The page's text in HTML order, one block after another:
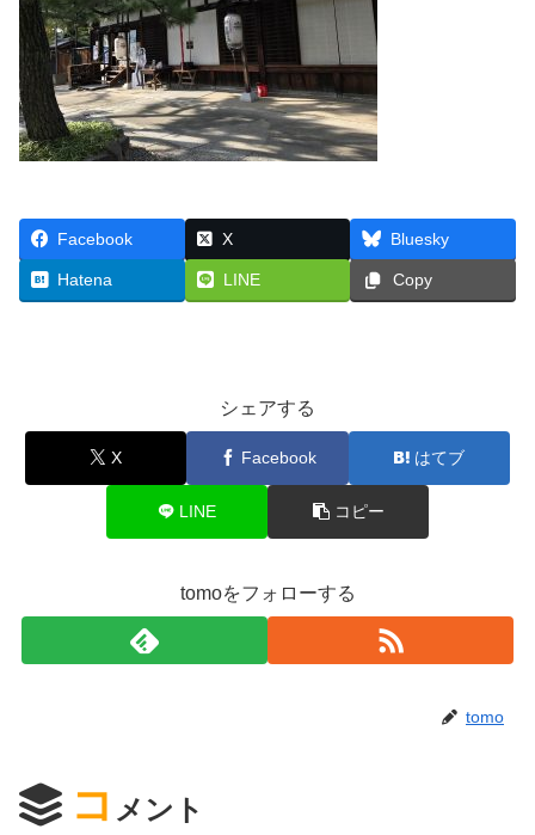
Facebook X Bluesky
Hatena LINE Copy
シェアする
X Facebook はてブ
LINE コピー
tomoをフォローする
tomo
コ メント